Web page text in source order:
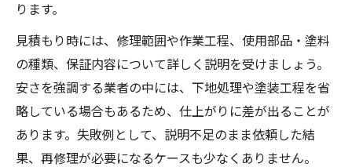
ります。
見積もり時には、修理範囲や作業工程、使用部品・塗料
の種類、保証内容について詳しく説明を受けましょう。
安さを強調する業者の中には、下地処理や塗装工程を省
略している場合もあるため、仕上がりに差が出ることが
あります。失敗例として、説明不足のまま依頼した結
果、再修理が必要になるケースも少なくありません。